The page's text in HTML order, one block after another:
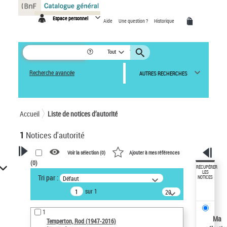
Espace personnel Aide Une question ? Historique
Tout
Recherche avancée AUTRES RECHERCHES
Accueil Liste de notices d’autorité
1 Notices d'autorité
VOTRE RECHERCHE
Recherche avancée dans les
notices d’autorité
Œuvres liées à l'auteur :
Temperton, Rod (1947-2016)
Voir la sélection (0) Ajouter à mes références
(0)
Tri par : Défaut
sur 1
20
résultats/page
1
Temperton, Rod (1947-2016)
RÉCUPÉRER
LES
NOTICES
Ma
Panneau de gestion des cookies